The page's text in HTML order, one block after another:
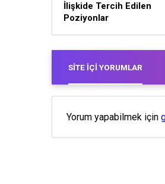
İlişkide Tercih Edilen
Poziyonlar
SITE İÇI YORUMLAR
Yorum yapabilmek için